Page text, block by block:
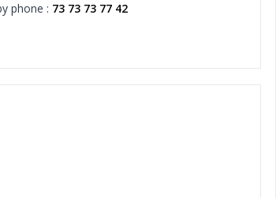
phone : 73 73 73 77 42